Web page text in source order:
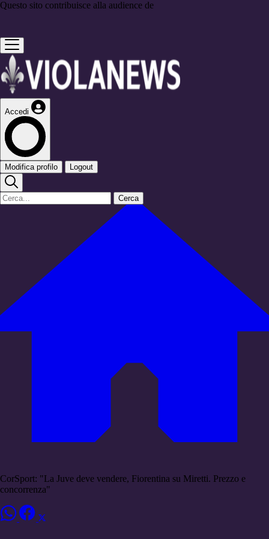
Questo sito contribuisce alla audience de
Accedi
Modifica profilo Logout
Cerca
CorSport: "La Juve deve vendere, Fiorentina su Miretti. Prezzo e
concorrenza"